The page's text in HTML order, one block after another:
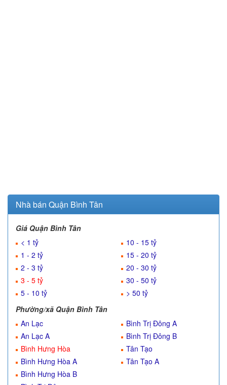
Nhà bán Quận Bình Tân
Giá Quận Bình Tân
< 1 tỷ
1 - 2 tỷ
2 - 3 tỷ
3 - 5 tỷ
5 - 10 tỷ
10 - 15 tỷ
15 - 20 tỷ
20 - 30 tỷ
30 - 50 tỷ
> 50 tỷ
Phường/xã Quận Bình Tân
An Lạc
An Lạc A
Bình Hưng Hòa
Bình Hưng Hòa A
Bình Hưng Hòa B
Bình Trị Đông A
Bình Trị Đông B
Tân Tạo
Tân Tạo A